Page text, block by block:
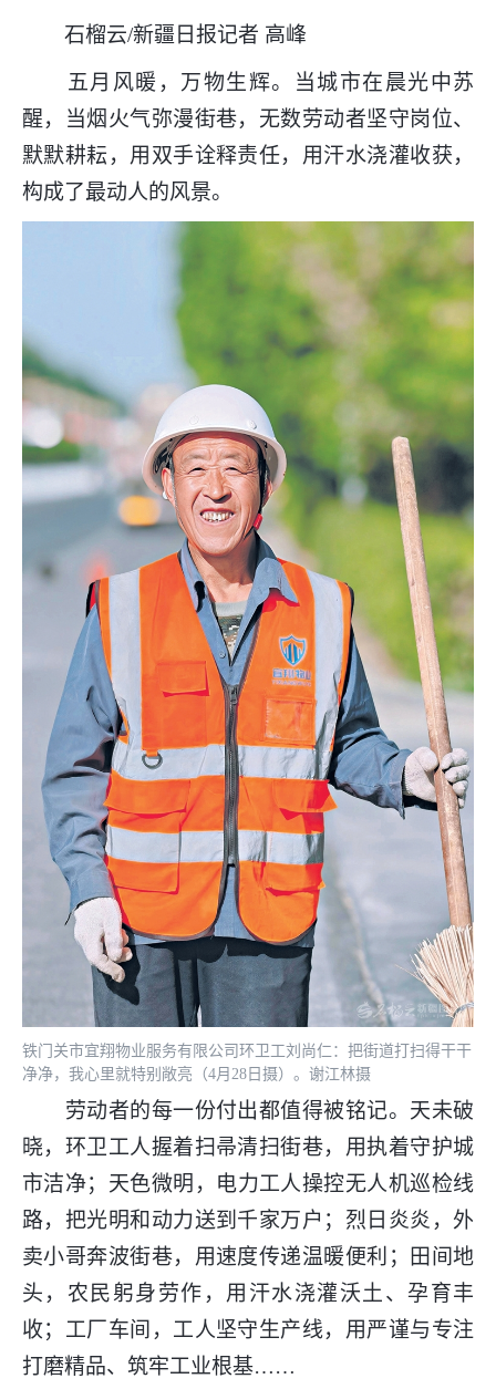
石榴云/新疆日报记者 高峰
五月风暖，万物生辉。当城市在晨光中苏
醒，当烟火气弥漫街巷，无数劳动者坚守岗位、
默默耕耘，用双手诠释责任，用汗水浇灌收获，
构成了最动人的风景。
铁门关市宜翔物业服务有限公司环卫工刘尚仁：把街道打扫得干干
净净，我心里就特别敞亮（4月28日摄）。谢江林摄
劳动者的每一份付出都值得被铭记。天未破
晓，环卫工人握着扫帚清扫街巷，用执着守护城
市洁净；天色微明，电力工人操控无人机巡检线
路，把光明和动力送到千家万户；烈日炎炎，外
卖小哥奔波街巷，用速度传递温暖便利；田间地
头，农民躬身劳作，用汗水浇灌沃土、孕育丰
收；工厂车间，工人坚守生产线，用严谨与专注
打磨精品、筑牢工业根基……